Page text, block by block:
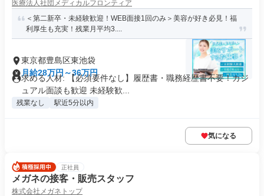
医療法人社団メディカルフロンティア
＜第二新卒・未経験歓迎！WEB面接1回のみ＞美容が好き必見！福
利厚生も充実！残業月平均3....
東京都豊島区東池袋
月給28万円～36万円
求める人材: 【必須要件なし】履歴書・職務経歴書不要！カジ
ュアル面談も歓迎 未経験歓...
残業なし 駅近5分以内
気になる
正社員
メガネの接客・販売スタッフ
株式会社メガネトップ